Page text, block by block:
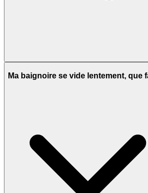
Ma baignoire se vide lentement, que